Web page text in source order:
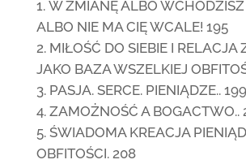
W ZMIANĘ ALBO WCHODZISZ
ALBO NIE MA CIĘ WCALE! 195
MIŁOŚĆ DO SIEBIE I RELACJA
JAKO BAZA WSZELKIEJ
PASJA. SERCE. PIENIĄDZE.. 199
ZAMOŻNOŚĆ A BOGACTWO..
ŚWIADOMA KREACJA
OBFITOŚCI. 208